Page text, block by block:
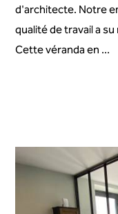
d'architecte. Notre
qualité de travail a
Cette véranda en ...